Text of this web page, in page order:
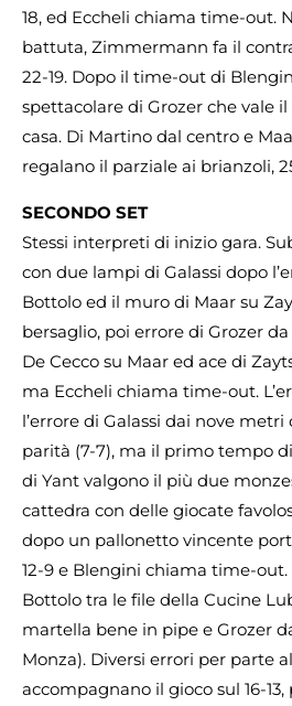
18, ed Eccheli chiama time-out.
battuta, Zimmermann fa il
22-19. Dopo il time-out di
spettacolare di Grozer che vale
casa. Di Martino dal centro e
regalano il parziale ai brianzoli,
SECONDO SET
Stessi interpreti di inizio gara.
con due lampi di Galassi dopo
Bottolo ed il muro di Maar su
bersaglio, poi errore di Grozer
De Cecco su Maar ed ace di
ma Eccheli chiama time-out.
l’errore di Galassi dai nove
parità (7-7), ma il primo tempo
di Yant valgono il più due
cattedra con delle giocate
dopo un pallonetto vincente
12-9 e Blengini chiama time-
Bottolo tra le file della Cucine
martella bene in pipe e Grozer
Monza). Diversi errori per parte
accompagnano il gioco sul 16-